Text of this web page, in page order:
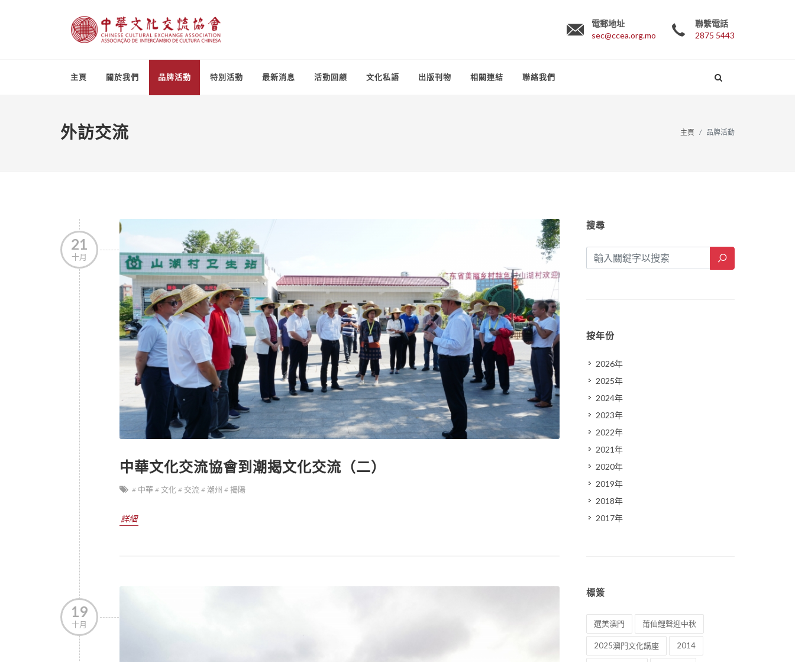
電郵地址
sec@ccea.org.mo
聯繫電話
2875 5443
主頁 關於我們 品牌活動 特別活動 最新消息 活動回顧 文化私語 出版刊物 相關連結 聯絡我們
外訪交流 主頁 品牌活動
21
十月
中華文化交流協會到潮揭文化交流（二）
# 中華# 文化# 交流# 潮州 # 揭陽
詳細
19
十月
搜尋
按年份
2026年
2025年
2024年
2023年
2022年
2021年
2020年
2019年
2018年
2017年
標簽
選美澳門 莆仙鯉聲迎中秋
2025澳門文化講座 2014